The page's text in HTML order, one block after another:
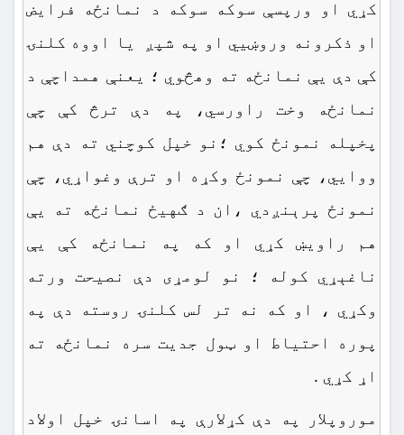
کړي او ورپسې سوکه سوکه د نمانځه فرایض
او ذکرونه وروښیي او په شپږ یا اووه کلنۍ
کې دې یې نمانځه ته وهڅوي ؛ یعنې همداچې د
نمانځه وخت راورسي، په دې ترڅ کې چې
پخپله نمونځ کوي ؛نو خپل کوچني ته دې هم
ووایي، چې نمونځ وکړه او ترې وغواړي، چې
نمونځ پرېنږدي ،ان د ګهیځ نمانځه ته یې
هم راویښ کړي او که په نمانځه کې یې
ناغېړي کوله ؛ نو لومړی دې نصیحت ورته
وکړي ، او که نه تر لس کلنۍ روسته دې په
پوره احتیاط او ټول جدیت سره نمانځه ته
اړ کړي .
موروپلار په دې کړلارې په اسانۍ خپل اولاد